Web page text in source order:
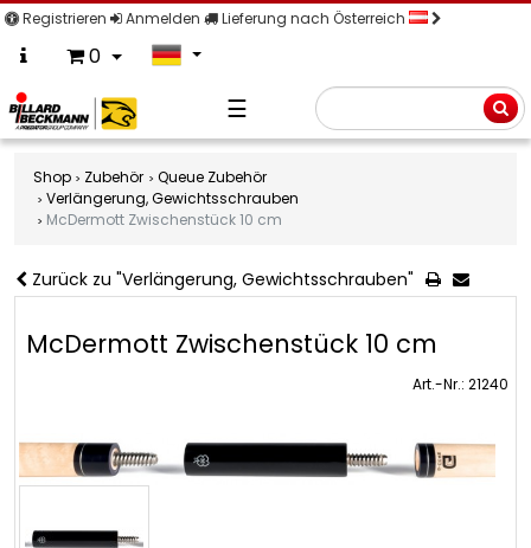
Registrieren Anmelden Lieferung nach Österreich
0
☰
Shop Zubehör
Queue Zubehör
Verlängerung, Gewichtsschrauben
McDermott Zwischenstück 10 cm
Zurück zu "Verlängerung, Gewichtsschrauben"
McDermott Zwischenstück 10 cm
Art.-Nr.: 21240